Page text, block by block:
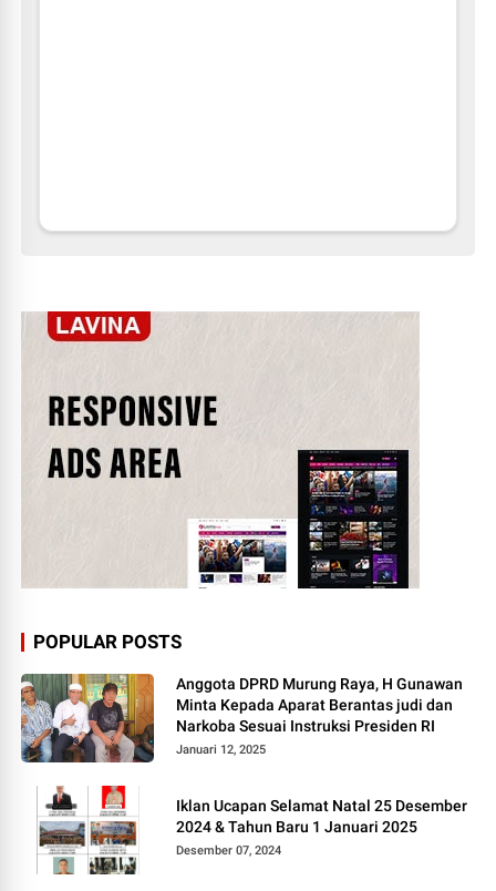
POPULAR POSTS
Anggota DPRD Murung Raya, H Gunawan
Minta Kepada Aparat Berantas judi dan
Narkoba Sesuai Instruksi Presiden RI
Januari 12, 2025
Iklan Ucapan Selamat Natal 25 Desember
2024 & Tahun Baru 1 Januari 2025
Desember 07, 2024